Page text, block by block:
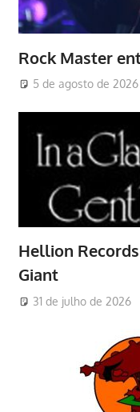
Rock Master
5 de agosto de 2026
Hellion
Giant
31 de julho de 2026